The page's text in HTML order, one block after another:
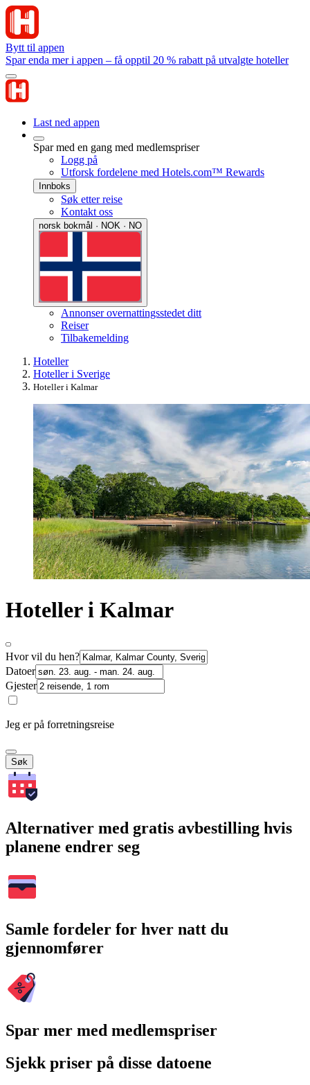
Bytt til appen
Spar enda mer i appen – få opptil 20 % rabatt på utvalgte hoteller
Last ned appen
Spar med en gang med medlemspriser
Logg på
Utforsk fordelene med Hotels.com™ Rewards
Innboks
Søk etter reise
Kontakt oss
norsk bokmål · NOK · NO
Annonser overnattingsstedet ditt
Reiser
Tilbakemelding
Hoteller
Hoteller i Sverige
Hoteller i Kalmar
Hoteller i Kalmar
Hvor vil du hen?
Datoer
Gjester
Jeg er på forretningsreise
Søk
Alternativer med gratis avbestilling hvis
planene endrer seg
Samle fordeler for hver natt du
gjennomfører
Spar mer med medlemspriser
Sjekk priser på disse datoene